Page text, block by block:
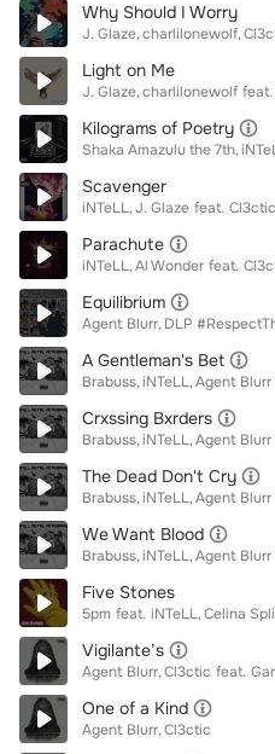
Why Should I Worry
J. Glaze charlilonewolf
Light on Me
J. Glaze charlilonewolf feat.
Kilograms of Poetry
Shaka Amazulu the 7th
Scavenger
iNTeLL J. Glaze feat. Cl3ctic
Parachute
iNTeLL Al Wonder feat.
Equilibrium
Agent Blurr DLP
A Gentleman's Bet
Brabuss iNTeLL Agent Blurr
Crxssing Bxrders
Brabuss iNTeLL Agent Blurr
The Dead Don't Cry
Brabuss iNTeLL Agent Blurr
We Want Blood
Brabuss iNTeLL Agent Blurr
Five Stones
5pm feat. iNTeLL Celina
Vigilante’s
Agent Blurr Cl3ctic feat.
One of a Kind
Agent Blurr Cl3ctic